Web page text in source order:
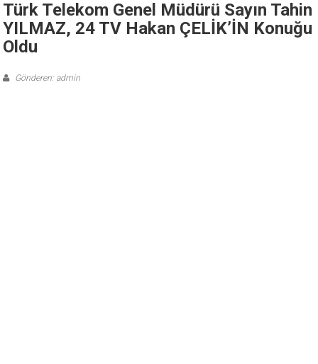
Türk Telekom Genel Müdürü Sayın Tahin
YILMAZ, 24 TV Hakan ÇELİK’İN Konuğu
Oldu
Gönderen: admin